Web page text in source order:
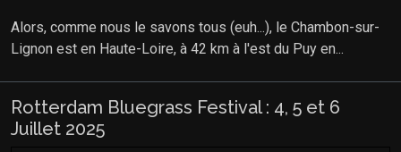
Alors, comme nous le savons tous (euh...), le Chambon-sur-
Lignon est en Haute-Loire, à 42 km à l'est du Puy en...
Rotterdam Bluegrass Festival : 4, 5 et 6
Juillet 2025